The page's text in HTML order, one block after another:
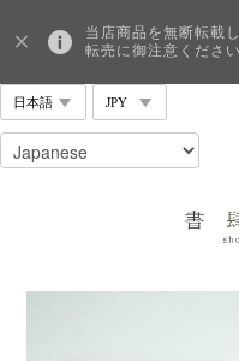
当店商品を無断転載
転売に御注意ください